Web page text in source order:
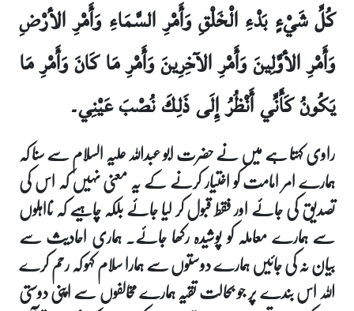
كُلِّ شَيْ‏ءٍ بَدْءِ الْخَلْقِ وَأَمْرِ السَّمَاءِ وَأَمْرِ الأرْضِ
وَأَمْرِ الأوَّلِينَ وَأَمْرِ الآخِرِينَ وَأَمْرِ مَا كَانَ وَأَمْرِ مَا
يَكُونُ كَأَنِّي أَنْظُرُ إِلَى ذَلِكَ نُصْبَ عَيْنِي۔
راوی کہتا ہے میں نے حضرت ابو عبداللہ علیہ السلام سے سنا کہ
ہمارے امر امامت کو اختیار کرنے کے یہ معنی نہیں کہ اس کی
تصدیق کی جائے اور فقط قبول کر لیا جائے بلکہ چاہیے کہ نااہلوں
سے ہمارے معاملہ کو پوشیدہ رکھا جائے۔ ہماری احادیث سے
بیان نہ کی جائیں ہمارے دوستوں سے ہمارا سلام کہو کہ رحم کرے
اللہ اس بندے پر جو بحالت تقیہ ہمارے مخالفوں سے اپنی دوستی